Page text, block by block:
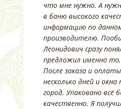
что мне нужно. А
в баню высокого
информацию по
производителю.
Леонидович сразу
предложил именно
После заказа и
несколько дней и
город. Упаковано всё
качественно. Я